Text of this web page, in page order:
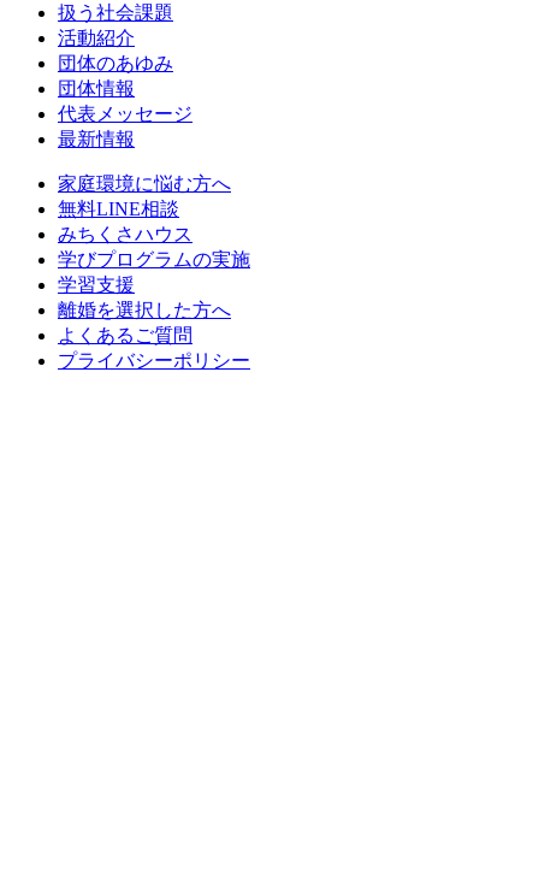
扱う社会課題
活動紹介
団体のあゆみ
団体情報
代表メッセージ
最新情報
家庭環境に悩む方へ
無料LINE相談
みちくさハウス
学びプログラムの実施
学習支援
離婚を選択した方へ
よくあるご質問
プライバシーポリシー